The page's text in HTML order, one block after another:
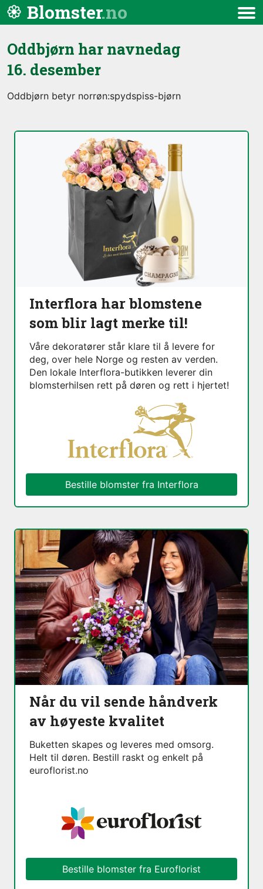
Hopp til innhold
Blomster
Meny
Oddbjørn har navnedag
16. desember
Oddbjørn betyr norrøn:spydspiss-bjørn
Interflora har blomstene
som blir lagt merke til!
Våre dekoratører står klare til å levere for
deg, over hele Norge og resten av verden.
Den lokale Interflora-butikken leverer din
blomsterhilsen rett på døren og rett i hjertet!
Bestille blomster fra Interflora
Når du vil sende håndverk
av høyeste kvalitet
Buketten skapes og leveres med omsorg.
Helt til døren. Bestill raskt og enkelt på
euroflorist.no
Bestille blomster fra Euroflorist